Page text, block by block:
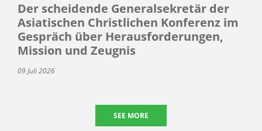
Der scheidende Generalsekretär der
Asiatischen Christlichen Konferenz im
Gespräch über Herausforderungen,
Mission und Zeugnis
09 Juli 2026
SEE MORE